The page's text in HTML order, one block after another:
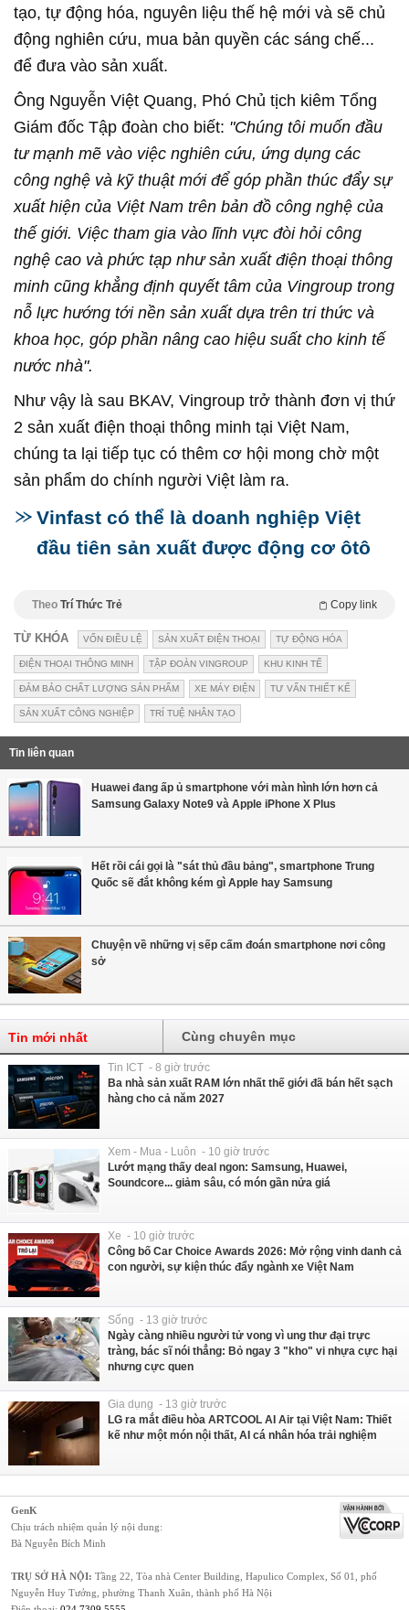
tạo, tự động hóa, nguyên liệu thế hệ mới và sẽ chủ
động nghiên cứu, mua bản quyền các sáng chế...
để đưa vào sản xuất.
Ông Nguyễn Việt Quang, Phó Chủ tịch kiêm Tổng
Giám đốc Tập đoàn cho biết: "Chúng tôi muốn đầu
tư mạnh mẽ vào việc nghiên cứu, ứng dụng các
công nghệ và kỹ thuật mới để góp phần thúc đẩy sự
xuất hiện của Việt Nam trên bản đồ công nghệ của
thế giới. Việc tham gia vào lĩnh vực đòi hỏi công
nghệ cao và phức tạp như sản xuất điện thoại thông
minh cũng khẳng định quyết tâm của Vingroup trong
nỗ lực hướng tới nền sản xuất dựa trên tri thức và
khoa học, góp phần nâng cao hiệu suất cho kinh tế
nước nhà".
Như vậy là sau BKAV, Vingroup trở thành đơn vị thứ
2 sản xuất điện thoại thông minh tại Việt Nam,
chúng ta lại tiếp tục có thêm cơ hội mong chờ một
sản phẩm do chính người Việt làm ra.
Vinfast có thể là doanh nghiệp Việt
đầu tiên sản xuất được động cơ ôtô
Theo Trí Thức Trẻ Copy link
TỪ KHÓA VỐN ĐIỀU LỆ SẢN XUẤT ĐIỆN THOẠI TỰ ĐỘNG HÓA
ĐIỆN THOẠI THÔNG MINH TẬP ĐOÀN VINGROUP KHU KINH TẾ
ĐẢM BẢO CHẤT LƯỢNG SẢN PHẨM XE MÁY ĐIỆN TƯ VẤN THIẾT KẾ
SẢN XUẤT CÔNG NGHIỆP TRÍ TUỆ NHÂN TẠO
Tin liên quan
Huawei đang ấp ủ smartphone với màn hình lớn hơn cả
Samsung Galaxy Note9 và Apple iPhone X Plus
Hết rồi cái gọi là "sát thủ đầu bảng", smartphone Trung
Quốc sẽ đắt không kém gì Apple hay Samsung
Chuyện về những vị sếp cấm đoán smartphone nơi công
sở
Tin mới nhất Cùng chuyên mục
Tin ICT - 8 giờ trước
Ba nhà sản xuất RAM lớn nhất thế giới đã bán hết sạch
hàng cho cả năm 2027
Xem - Mua - Luôn - 10 giờ trước
Lướt mạng thấy deal ngon: Samsung, Huawei,
Soundcore... giảm sâu, có món gần nửa giá
Xe - 10 giờ trước
Công bố Car Choice Awards 2026: Mở rộng vinh danh cả
con người, sự kiện thúc đẩy ngành xe Việt Nam
Sống - 13 giờ trước
Ngày càng nhiều người tử vong vì ung thư đại trực
tràng, bác sĩ nói thẳng: Bỏ ngay 3 "kho" vi nhựa cực hại
nhưng cực quen
Gia dụng - 13 giờ trước
LG ra mắt điều hòa ARTCOOL AI Air tại Việt Nam: Thiết
kế như một món nội thất, AI cá nhân hóa trải nghiệm
GenK
Chịu trách nhiệm quản lý nội dung:
Bà Nguyễn Bích Minh
TRỤ SỞ HÀ NỘI: Tầng 22, Tòa nhà Center Building, Hapulico Complex, Số 01, phố
Nguyễn Huy Tưởng, phường Thanh Xuân, thành phố Hà Nội